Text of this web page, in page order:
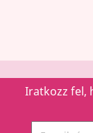
Iratkozz fel,